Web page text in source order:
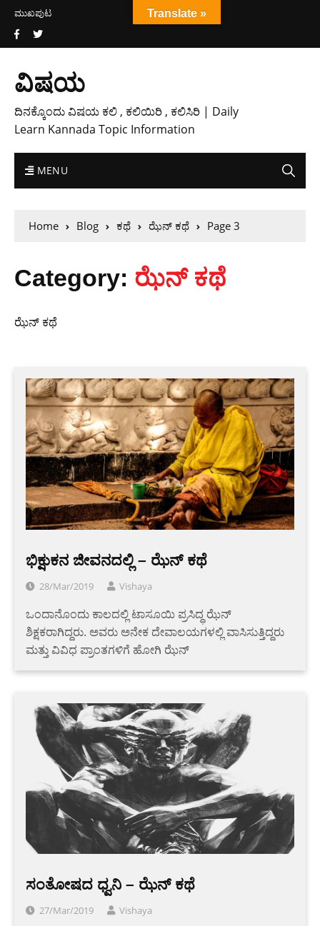
ಮುಖಪುಟ
ವಿಷಯ
ದಿನಕ್ಕೊಂದು ವಿಷಯ ಕಲಿ , ಕಲಿಯಿರಿ , ಕಲಿಸಿರಿ | Daily
Learn Kannada Topic Information
MENU
Home Blog ಕಥೆ ಝೆನ್ ಕಥೆ Page 3
Category: ಝೆನ್ ಕಥೆ
ಝೆನ್ ಕಥೆ
ಭಿಕ್ಷುಕನ ಜೀವನದಲ್ಲಿ – ಝೆನ್ ಕಥೆ
28/Mar/2019 Vishaya
ಒಂದಾನೊಂದು ಕಾಲದಲ್ಲಿ ಟಾಸೂಯಿ ಪ್ರಸಿದ್ಧ ಝೆನ್
ಶಿಕ್ಷಕರಾಗಿದ್ದರು. ಅವರು ಅನೇಕ ದೇವಾಲಯಗಳಲ್ಲಿ ವಾಸಿಸುತ್ತಿದ್ದರು
ಮತ್ತು ವಿವಿಧ ಪ್ರಾಂತಗಳಿಗೆ ಹೋಗಿ ಝೆನ್
ಸಂತೋಷದ ಧ್ವನಿ – ಝೆನ್ ಕಥೆ
27/Mar/2019 Vishaya
Translate »